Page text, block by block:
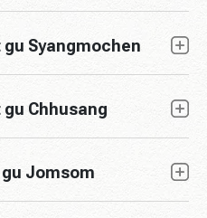
gu Syangmochen
gu Chhusang
Jomsom